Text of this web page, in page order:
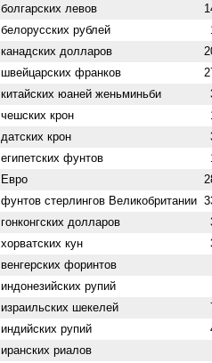
болгарских левов
белорусских рублей
канадских долларов
швейцарских франков
китайских юаней женьминьби
чешских крон
датских крон
египетских фунтов
Евро
фунтов стерлингов Велико­британии
гонконгских долларов
хорватских кун
венгерских форинтов
индонезийских рупий
израильских шекелей
индийских рупий
иранских риалов